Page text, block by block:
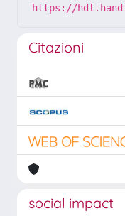
https://
Citazioni
social impact